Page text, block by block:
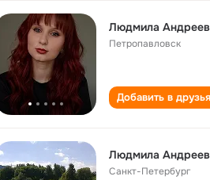
Людмила
Петропавловск
Добавить в друзья
Людмила
Санкт-Петербург